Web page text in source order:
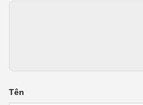
Tên